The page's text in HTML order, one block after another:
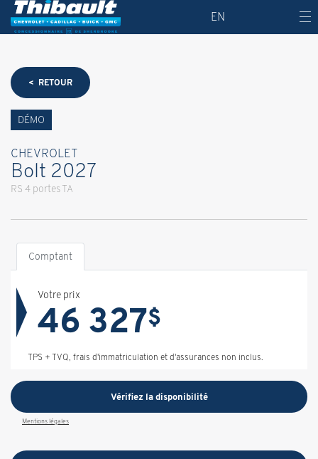
EN
< RETOUR
DÉMO
CHEVROLET
Bolt 2027
RS 4 portes TA
Comptant
Votre prix
46 327$
TPS + TVQ, frais d'immatriculation et d'assurances non inclus.
Vérifiez la disponibilité
Mentions légales